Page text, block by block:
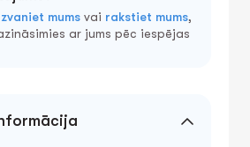
zvaniet mums vai rakstiet mums,
ar jums pēc iespējas